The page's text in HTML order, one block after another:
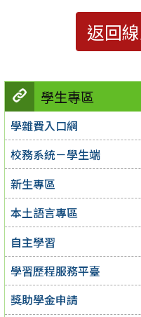
學生專區
學雜費入口網
校務系統－學生端
新生專區
本土語言專區
自主學習
學習歷程服務平臺
獎助學金申請
返回